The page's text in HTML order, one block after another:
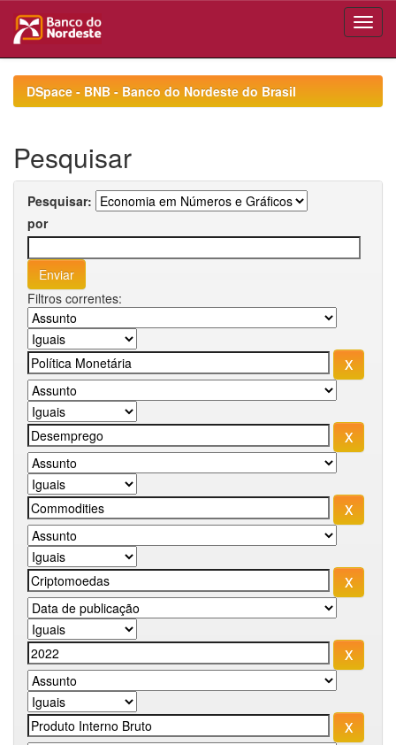
navigationDSpace - BNB - Banco do Nordeste do Brasil
Pesquisar
Pesquisar:
por
Filtros correntes: